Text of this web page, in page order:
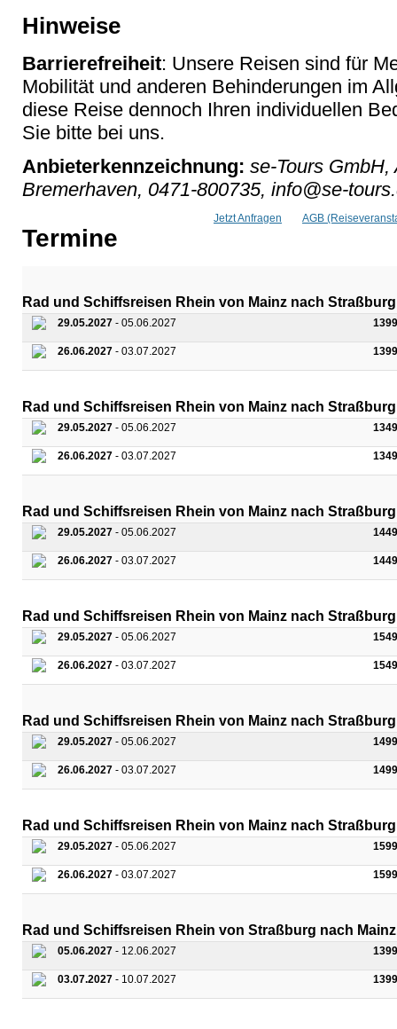
Hinweise
Barrierefreiheit: Unsere Reisen sind für
Mobilität und anderen Behinderungen im
diese Reise dennoch Ihren individuellen
Sie bitte bei uns.
Anbieterkennzeichnung: se-Tours
Bremerhaven, 0471-800735, info@se-
Jetzt Anfragen AGB
Termine
Rad und Schiffsreisen Rhein von Mainz nach
29.05.2027 - 05.06.2027
26.06.2027 - 03.07.2027
Rad und Schiffsreisen Rhein von Mainz nach
29.05.2027 - 05.06.2027
26.06.2027 - 03.07.2027
Rad und Schiffsreisen Rhein von Mainz nach
29.05.2027 - 05.06.2027
26.06.2027 - 03.07.2027
Rad und Schiffsreisen Rhein von Mainz nach
29.05.2027 - 05.06.2027
26.06.2027 - 03.07.2027
Rad und Schiffsreisen Rhein von Mainz nach
29.05.2027 - 05.06.2027
26.06.2027 - 03.07.2027
Rad und Schiffsreisen Rhein von Mainz nach
29.05.2027 - 05.06.2027
26.06.2027 - 03.07.2027
Rad und Schiffsreisen Rhein von Straßburg nach
05.06.2027 - 12.06.2027
03.07.2027 - 10.07.2027